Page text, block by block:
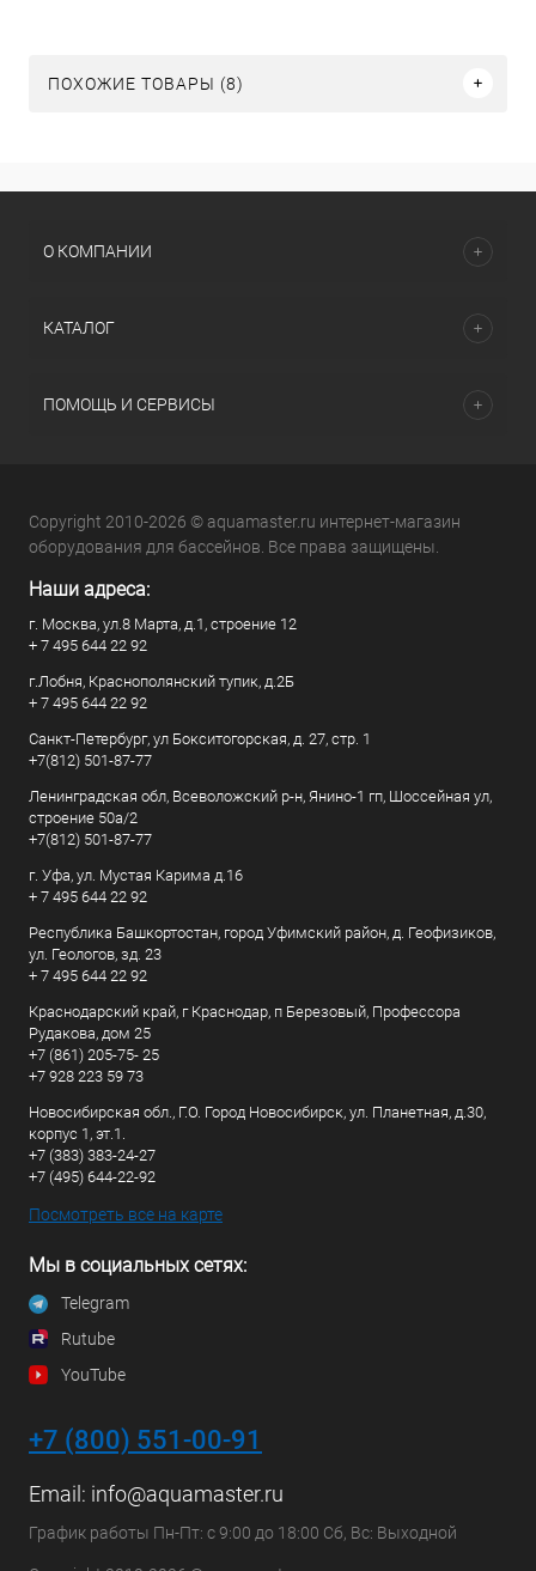
ПОХОЖИЕ ТОВАРЫ (8)
О КОМПАНИИ
КАТАЛОГ
ПОМОЩЬ И СЕРВИСЫ
Copyright 2010-2026 © aquamaster.ru интернет-магазин
оборудования для бассейнов. Все права защищены.
Наши адреса:
г. Москва, ул.8 Марта, д.1, строение 12
+ 7 495 644 22 92
г.Лобня, Краснополянский тупик, д.2Б
+ 7 495 644 22 92
Санкт-Петербург, ул Бокситогорская, д. 27, стр. 1
+7(812) 501-87-77
Ленинградская обл, Всеволожский р-н, Янино-1 гп, Шоссейная ул,
строение 50а/2
+7(812) 501-87-77
г. Уфа, ул. Мустая Карима д.16
+ 7 495 644 22 92
Республика Башкортостан, город Уфимский район, д. Геофизиков,
ул. Геологов, зд. 23
+ 7 495 644 22 92
Краснодарский край, г Краснодар, п Березовый, Профессора
Рудакова, дом 25
+7 (861) 205-75- 25
+7 928 223 59 73
Новосибирская обл., Г.О. Город Новосибирск, ул. Планетная, д.30,
корпус 1, эт.1.
+7 (383) 383-24-27
+7 (495) 644-22-92
Посмотреть все на карте
Мы в социальных сетях:
Telegram
Rutube
YouTube
+7 (800) 551-00-91
Email: info@aquamaster.ru
График работы Пн-Пт: с 9:00 до 18:00 Сб, Вс: Выходной